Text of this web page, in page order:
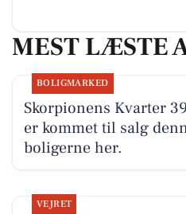
MEST LÆSTE
BOLIGMARKED
Skorpionens Kvarter
er kommet til salg
boligerne her.
VEJRET